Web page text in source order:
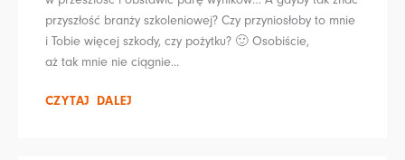
przyszłość branży szkoleniowej? Czy przyniosłoby to mnie
i Tobie więcej szkody, czy pożytku? 🙂 Osobiście,
aż tak mnie nie ciągnie...
CZYTAJ DALEJ